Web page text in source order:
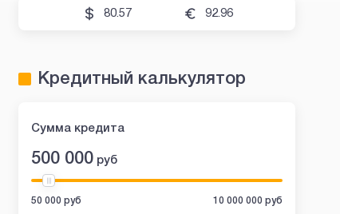
80.57 92.96
Кредитный калькулятор
Сумма кредита
500 000 руб
50 000 руб 10 000 000 руб